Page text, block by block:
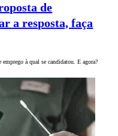
de
a resposta, faça
à qual se candidatou. E agora?